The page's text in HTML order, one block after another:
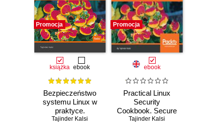
Promocja
książka ebook
Bezpieczeństwo
systemu Linux w
praktyce.
Receptury.
Tajinder Kalsi
Promocja
ebook
Practical Linux
Security
Cookbook. Secure
your Linux
Tajinder Kalsi